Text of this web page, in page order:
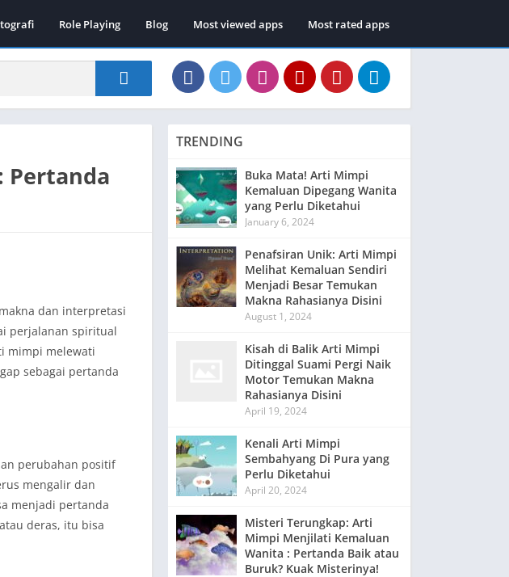
Role Playing Blog Most viewed apps Most rated apps
Pertanda
dan interpretasi
perjalanan spiritual
mimpi melewati
sebagai pertanda
perubahan positif
mengalir dan
menjadi pertanda
deras, itu bisa
TRENDING
Buka Mata! Arti Mimpi
Kemaluan Dipegang Wanita
yang Perlu Diketahui
January 6, 2024
Penafsiran Unik: Arti Mimpi
Melihat Kemaluan Sendiri
Menjadi Besar Temukan
Makna Rahasianya Disini
August 1, 2024
Kisah di Balik Arti Mimpi
Ditinggal Suami Pergi Naik
Motor Temukan Makna
Rahasianya Disini
April 19, 2024
Kenali Arti Mimpi
Sembahyang Di Pura yang
Perlu Diketahui
April 20, 2024
Misteri Terungkap: Arti
Mimpi Menjilati Kemaluan
Wanita : Pertanda Baik atau
Buruk? Kuak Misterinya!